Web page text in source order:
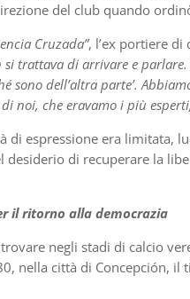
del club quando
Cruzada”, l’ex portiere di
trattava di arrivare e
sono dell’altra parte’.
noi, che eravamo i più
di espressione era limitata,
desiderio di recuperare la
il ritorno alla democrazia
negli stadi di calcio
nella città di Concepción,